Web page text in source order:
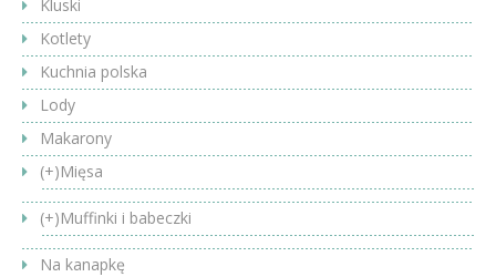
Kluski
Kotlety
Kuchnia polska
Lody
Makarony
(+)Mięsa
(+)Muffinki i babeczki
Na kanapkę